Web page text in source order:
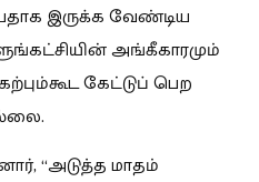
இருக்க வேண்டிய
அங்கீகாரமும்
கேட்டுப் பெற
“அடுத்த மாதம்